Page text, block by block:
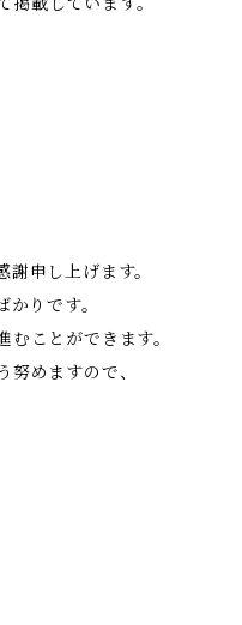
申し上げます。
りです。
ことができます。
めますので、